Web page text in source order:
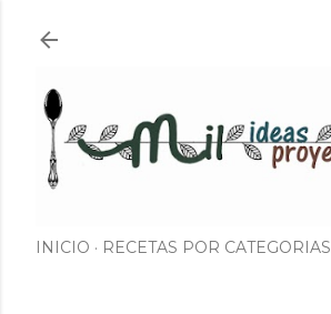
INICIO RECETAS POR CATEGORIAS